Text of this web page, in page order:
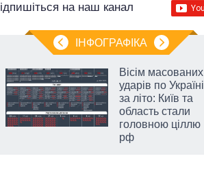
на наш канал
ІНФОГРАФІКА
Вісім масованих
ударів по Україні
за літо: Київ та
область стали
головною ціллю
рф